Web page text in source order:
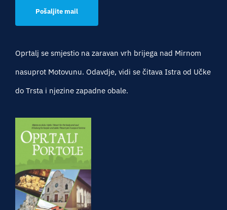
Pošaljite mail
Oprtalj se smjestio na zaravan vrh brijega nad Mirnom
nasuprot Motovunu. Odavdje, vidi se čitava Istra od Učke
do Trsta i njezine zapadne obale.